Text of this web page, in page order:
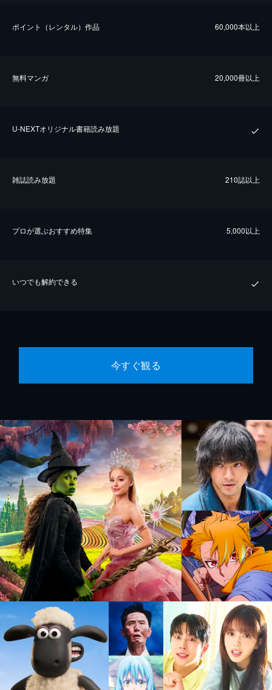
ポイント（レンタル）作品 60,000本以上
無料マンガ 20,000冊以上
U-NEXTオリジナル書籍読み放題
雑誌読み放題 210誌以上
プロが選ぶおすすめ特集 5,000以上
いつでも解約できる
今すぐ観る